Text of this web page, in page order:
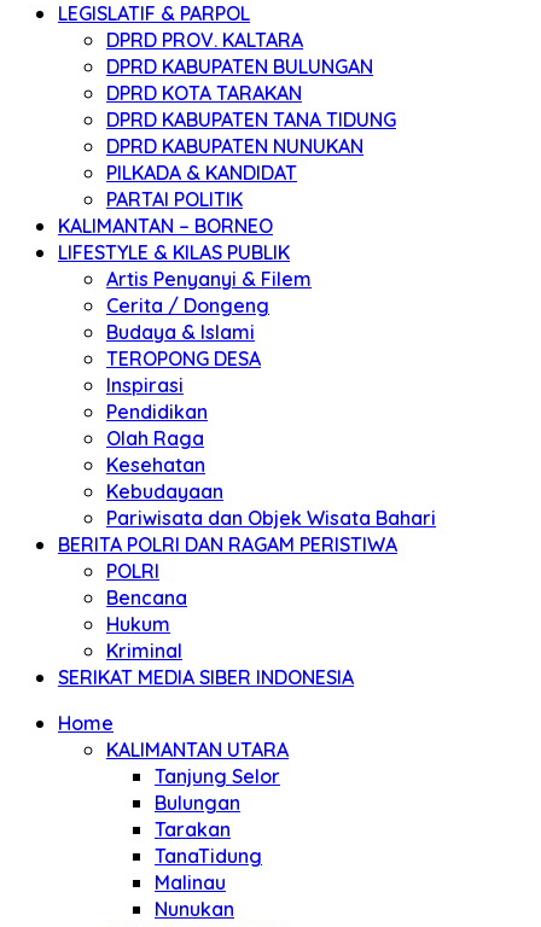
LEGISLATIF & PARPOL
DPRD PROV. KALTARA
DPRD KABUPATEN BULUNGAN
DPRD KOTA TARAKAN
DPRD KABUPATEN TANA TIDUNG
DPRD KABUPATEN NUNUKAN
PILKADA & KANDIDAT
PARTAI POLITIK
KALIMANTAN – BORNEO
LIFESTYLE & KILAS PUBLIK
Artis Penyanyi & Filem
Cerita / Dongeng
Budaya & Islami
TEROPONG DESA
Inspirasi
Pendidikan
Olah Raga
Kesehatan
Kebudayaan
Pariwisata dan Objek Wisata Bahari
BERITA POLRI DAN RAGAM PERISTIWA
POLRI
Bencana
Hukum
Kriminal
SERIKAT MEDIA SIBER INDONESIA
Home
KALIMANTAN UTARA
Tanjung Selor
Bulungan
Tarakan
TanaTidung
Malinau
Nunukan